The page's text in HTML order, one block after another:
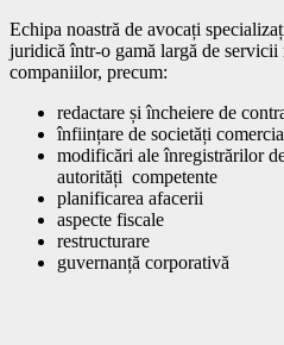
Echipa noastră de avocați
juridică într-o gamă largă de servicii
companiilor, precum:
redactare și încheiere de
înființare de societăți
modificări ale înregistrărilor
autorități competente
planificarea afacerii
aspecte fiscale
restructurare
guvernanță corporativă